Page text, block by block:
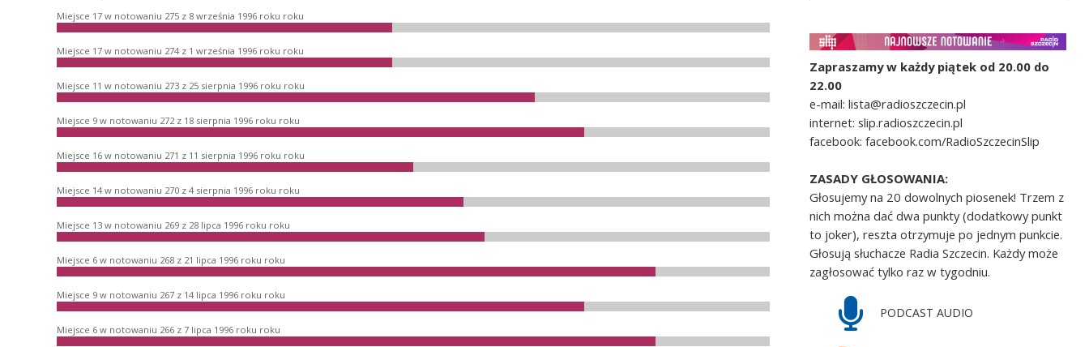
Miejsce 17 w notowaniu 275 z 8 września 1996 roku roku
Miejsce 17 w notowaniu 274 z 1 września 1996 roku roku
Miejsce 11 w notowaniu 273 z 25 sierpnia 1996 roku roku
Miejsce 9 w notowaniu 272 z 18 sierpnia 1996 roku roku
Miejsce 16 w notowaniu 271 z 11 sierpnia 1996 roku roku
Miejsce 14 w notowaniu 270 z 4 sierpnia 1996 roku roku
Miejsce 13 w notowaniu 269 z 28 lipca 1996 roku roku
Miejsce 6 w notowaniu 268 z 21 lipca 1996 roku roku
Miejsce 9 w notowaniu 267 z 14 lipca 1996 roku roku
Miejsce 6 w notowaniu 266 z 7 lipca 1996 roku roku
Zapraszamy w każdy piątek od 20.00 do
22.00
e-mail: lista@radioszczecin.pl
internet: slip.radioszczecin.pl
facebook: facebook.com/RadioSzczecinSlip
ZASADY GŁOSOWANIA:
Głosujemy na 20 dowolnych piosenek! Trzem z
nich można dać dwa punkty (dodatkowy punkt
to joker), reszta otrzymuje po jednym punkcie.
Głosują słuchacze Radia Szczecin. Każdy może
zagłosować tylko raz w tygodniu.
PODCAST AUDIO